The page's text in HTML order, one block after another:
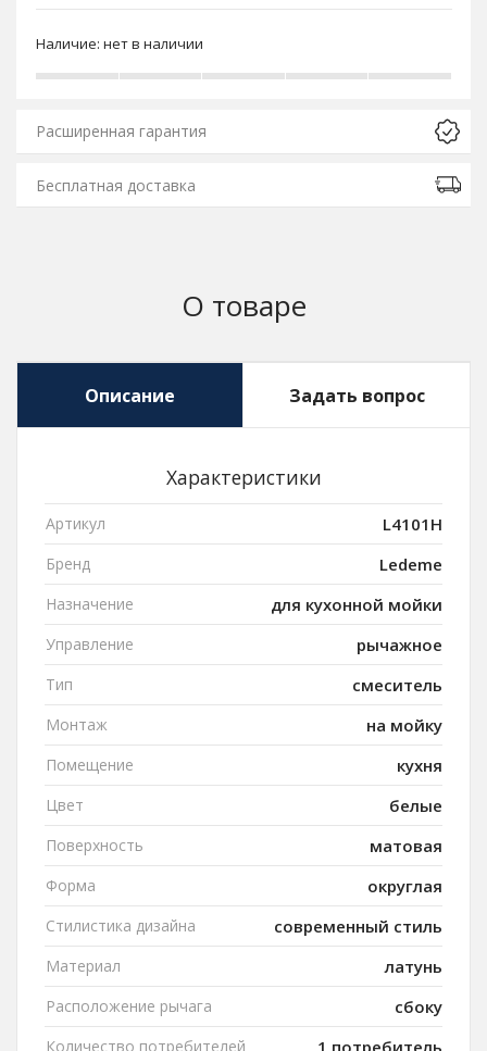
Наличие: нет в наличии
Расширенная гарантия
Бесплатная доставка
О товаре
Описание Задать вопрос
Характеристики
Артикул L4101H
Бренд Ledeme
Назначение для кухонной мойки
Управление рычажное
Тип смеситель
Монтаж на мойку
Помещение кухня
Цвет белые
Поверхность матовая
Форма округлая
Стилистика дизайна современный стиль
Материал латунь
Расположение рычага сбоку
Количество потребителей